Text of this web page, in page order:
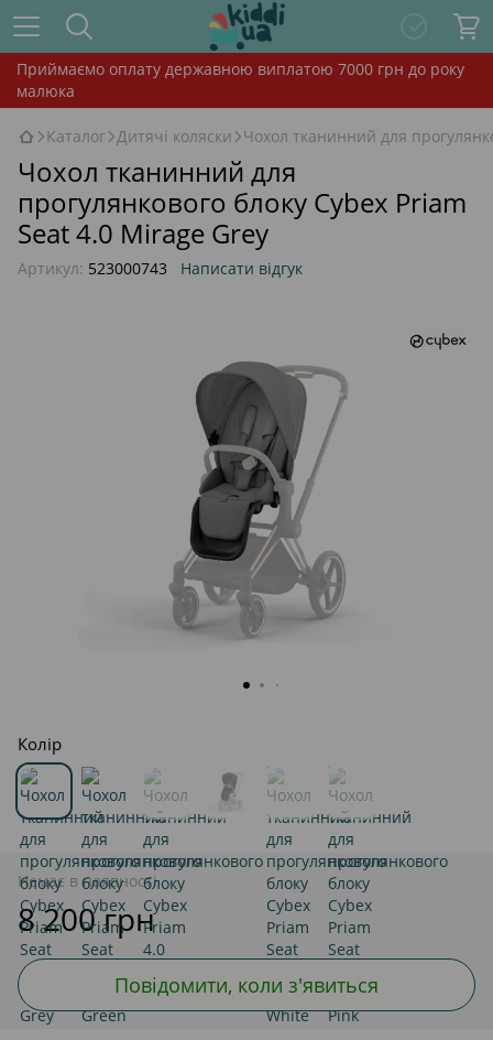
Приймаємо оплату державною виплатою 7000 грн до року
малюка
Каталог Дитячі коляски Чохол тканинний для
Чохол тканинний для
прогулянкового блоку Cybex Priam
Seat 4.0 Mirage Grey
Артикул: 523000743 Написати відгук
Колір
Немає в наявності
8 200 грн
Повідомити, коли з'явиться